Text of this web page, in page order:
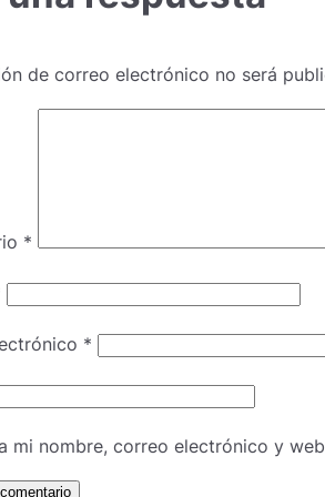
de correo electrónico no será
*
*
mi nombre, correo electrónico y